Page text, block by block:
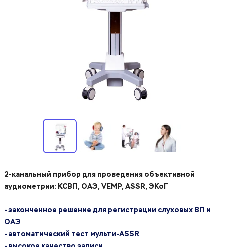
2-канальный прибор для проведения объективной
аудиометрии: КСВП, ОАЭ, VEMP, ASSR, ЭКоГ
- законченное решение для регистрации слуховых ВП и
ОАЭ
- автоматический тест мульти-ASSR